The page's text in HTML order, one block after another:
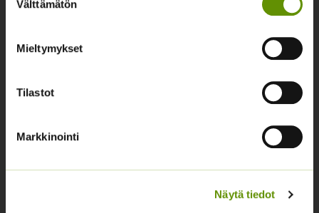
valinta
Välttämätön
Mieltymykset
Tilastot
Markkinointi
Näytä tiedot
Kankaanpää.
17.
Kukkasipulit